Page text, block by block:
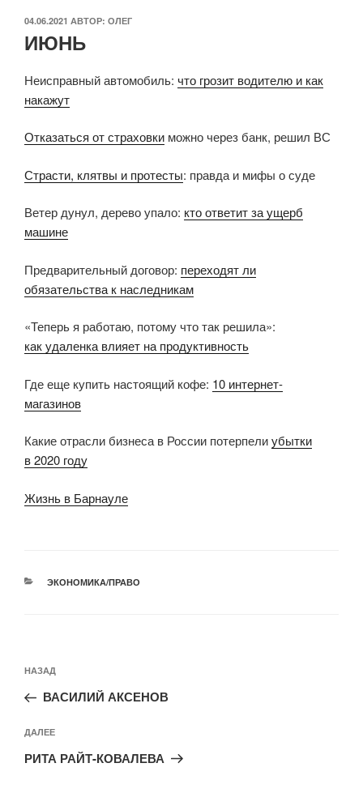
ОПУБЛИКОВАНО
04.06.2021 АВТОР: ОЛЕГ
ИЮНЬ
Неисправный автомобиль: что грозит водителю и как
накажут
Отказаться от страховки можно через банк, решил ВС
Страсти, клятвы и протесты: правда и мифы о суде
Ветер дунул, дерево упало: кто ответит за ущерб
машине
Предварительный договор: переходят ли
обязательства к наследникам
«Теперь я работаю, потому что так решила»:
как удаленка влияет на продуктивность
Где еще купить настоящий кофе: 10 интернет-
магазинов
Какие отрасли бизнеса в России потерпелиубытки
в 2020 году
Жизнь в Барнауле
РУБРИКИ
ЭКОНОМИКА/ПРАВО
по
записям
Предыдущая
запись:
НАЗАД
ВАСИЛИЙ АКСЕНОВ
Следующая
запись
ДАЛЕЕ
РИТА РАЙТ-КОВАЛЕВА